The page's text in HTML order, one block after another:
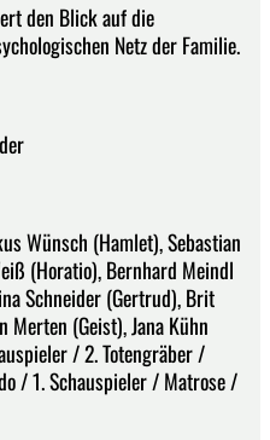
den Blick auf die
Netz der Familie.
Wünsch (Hamlet), Sebastian
(Horatio), Bernhard Meindl
Schneider (Gertrud), Brit
Merten (Geist), Jana Kühn
/ 2. Totengräber /
/ 1. Schauspieler / Matrose /